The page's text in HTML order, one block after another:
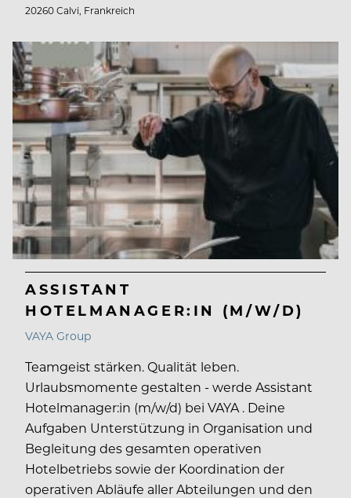
20260 Calvi, Frankreich
ASSISTANT
HOTELMANAGER:IN (M/W/D)
VAYA Group
Teamgeist stärken. Qualität leben.
Urlaubsmomente gestalten - werde Assistant
Hotelmanager:in (m/w/d) bei VAYA . Deine
Aufgaben Unterstützung in Organisation und
Begleitung des gesamten operativen
Hotelbetriebs sowie der Koordination der
operativen Abläufe aller Abteilungen und den